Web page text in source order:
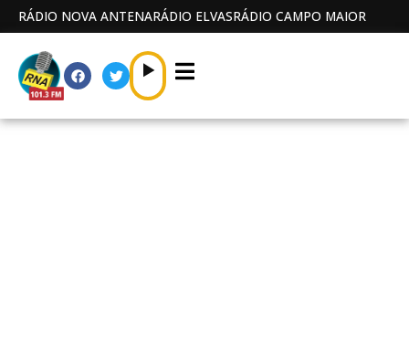
RÁDIO NOVA ANTENARÁDIO ELVASRÁDIO CAMPO MAIOR